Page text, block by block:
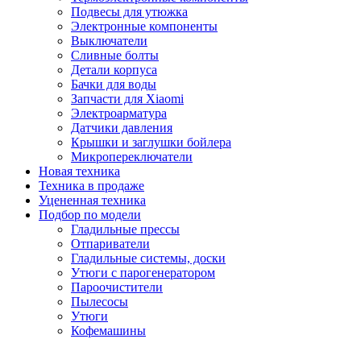
Подвесы для утюжка
Электронные компоненты
Выключатели
Сливные болты
Детали корпуса
Бачки для воды
Запчасти для Xiaomi
Электроарматура
Датчики давления
Крышки и заглушки бойлера
Микропереключатели
Новая техника
Техника в продаже
Уцененная техника
Подбор по модели
Гладильные прессы
Отпариватели
Гладильные системы, доски
Утюги с парогенератором
Пароочистители
Пылесосы
Утюги
Кофемашины